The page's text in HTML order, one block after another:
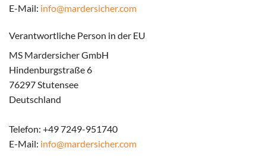
E-Mail: info@mardersicher.com
Verantwortliche Person in der EU
MS Mardersicher GmbH
Hindenburgstraße 6
76297 Stutensee
Deutschland
Telefon: +49 7249-951740
E-Mail: info@mardersicher.com